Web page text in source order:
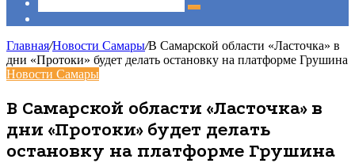
Главная/Новости Самары/В Самарской области «Ласточка» в
дни «Протоки» будет делать остановку на платформе Грушина
Новости Самары
В Самарской области «Ласточка» в
дни «Протоки» будет делать
остановку на платформе Грушина